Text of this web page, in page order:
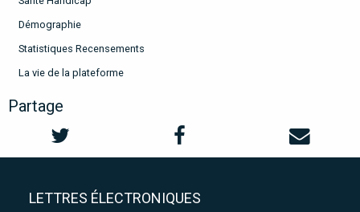
Démographie
Statistiques Recensements
La vie de la plateforme
Partage
LETTRES ÉLECTRONIQUES